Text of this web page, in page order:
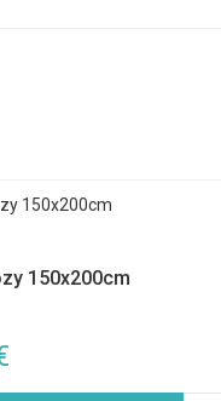
150x200cm